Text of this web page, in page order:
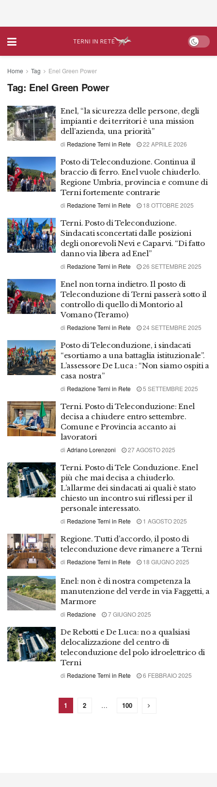
Home Tag Enel Green Power
Tag: Enel Green Power
Enel, “la sicurezza delle persone, degli
impianti e dei territori è una mission
dell’azienda, una priorità”
di Redazione Terni in Rete 22 APRILE 2026
Posto di Teleconduzione. Continua il
braccio di ferro. Enel vuole chiuderlo.
Regione Umbria, provincia e comune di
Terni fortemente contrarie
di Redazione Terni in Rete 18 OTTOBRE 2025
Terni. Posto di Teleconduzione.
Sindacati sconcertati dalle posizioni
degli onorevoli Nevi e Caparvi. “Di fatto
danno via libera ad Enel”
di Redazione Terni in Rete 26 SETTEMBRE 2025
Enel non torna indietro. Il posto di
Teleconduzione di Terni passerà sotto il
controllo di quello di Montorio al
Vomano (Teramo)
di Redazione Terni in Rete 24 SETTEMBRE 2025
Posto di Teleconduzione, i sindacati
“esortiamo a una battaglia istituzionale”.
L’assessore De Luca : “Non siamo ospiti a
casa nostra”
di Redazione Terni in Rete 5 SETTEMBRE 2025
Terni. Posto di Teleconduzione: Enel
decisa a chiudere entro settembre.
Comune e Provincia accanto ai
lavoratori
di Adriano Lorenzoni 27 AGOSTO 2025
Terni. Posto di Tele Conduzione. Enel
più che mai decisa a chiuderlo.
L’allarme dei sindacati ai quali è stato
chiesto un incontro sui riflessi per il
personale interessato.
di Redazione Terni in Rete 1 AGOSTO 2025
Regione. Tutti d’accordo, il posto di
teleconduzione deve rimanere a Terni
di Redazione Terni in Rete 18 GIUGNO 2025
Enel: non è di nostra competenza la
manutenzione del verde in via Faggetti, a
Marmore
di Redazione 7 GIUGNO 2025
De Rebotti e De Luca: no a qualsiasi
delocalizzazione del centro di
teleconduzione del polo idroelettrico di
Terni
di Redazione Terni in Rete 6 FEBBRAIO 2025
1 2 … 100